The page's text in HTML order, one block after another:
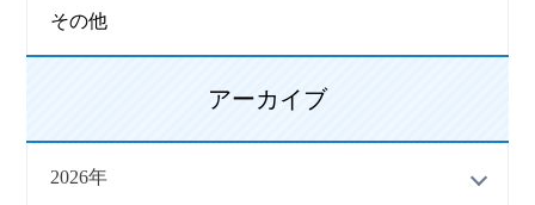
その他
アーカイブ
2026年